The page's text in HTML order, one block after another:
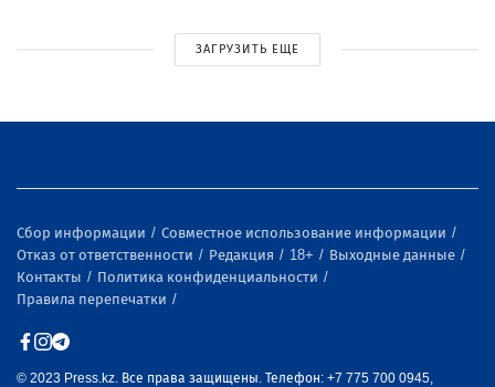
ЗАГРУЗИТЬ ЕЩЕ
Сбор информации
Совместное использование информации
Отказ от ответственности
Редакция 18+
Выходные данные
Контакты
Политика конфиденциальности
Правила перепечатки
© 2023 Press.kz. Все права защищены. Телефон: +7 775 700 0945,